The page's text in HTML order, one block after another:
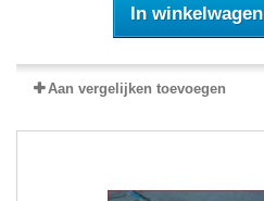
In winkelwagen
Aan vergelijken toevoegen